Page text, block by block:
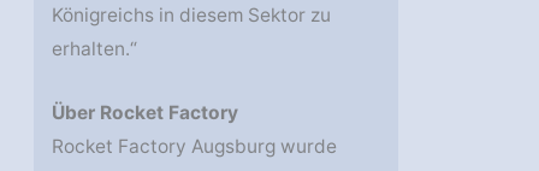
Königreichs in diesem Sektor zu
erhalten.“
Über Rocket Factory
Rocket Factory Augsburg wurde